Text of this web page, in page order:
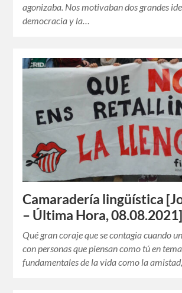
agonizaba. Nos motivaban dos grandes
democracia y la…
Camaradería lingüística
– Última Hora, 08.08.2021]
Qué gran coraje que se contagia cuando
con personas que piensan como tú en
fundamentales de la vida como la